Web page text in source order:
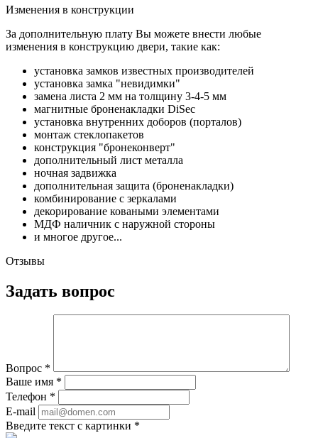
Изменения в конструкции
За дополнительную плату Вы можете внести любые
изменения в конструкцию двери, такие как:
установка замков известных производителей
установка замка "невидимки"
замена листа 2 мм на толщину 3-4-5 мм
магнитные броненакладки DiSec
установка внутренних доборов (порталов)
монтаж стеклопакетов
конструкция "бронеконверт"
дополнительный лист металла
ночная задвижка
дополнительная защита (броненакладки)
комбинирование с зеркалами
декорирование коваными элементами
МДФ наличник с наружной стороны
и многое другое...
Отзывы
Задать вопрос
Вопрос *
Ваше имя *
Телефон *
E-mail
Введите текст с картинки *